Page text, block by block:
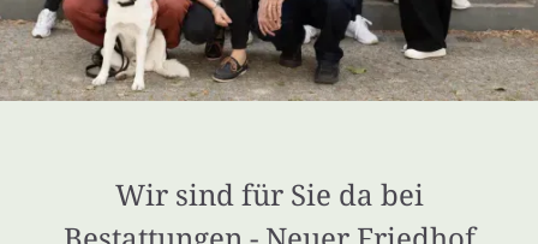
Wir sind für Sie da bei